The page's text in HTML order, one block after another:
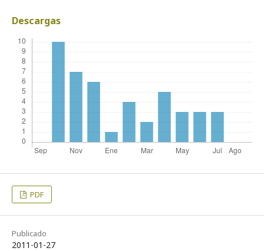
Descargas
PDF
Publicado
2011-01-27